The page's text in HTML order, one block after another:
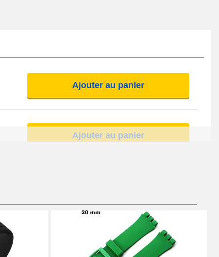
Ajouter au panier
Ajouter au panier
Ajouter au panier